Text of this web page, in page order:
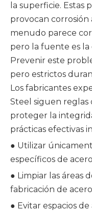
la superficie. Estas
provocan corrosión
menudo parece
pero la fuente es
Prevenir este
pero estrictos
Los fabricantes
Steel siguen reglas
proteger la
prácticas efectivas
● Utilizar
específicos de
● Limpiar las áreas
fabricación de
● Evitar espacios